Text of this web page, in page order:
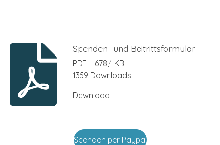
Spenden- und Beitrittsformular
PDF – 678,4 KB
1359 Downloads
Download
Spenden per Paypal